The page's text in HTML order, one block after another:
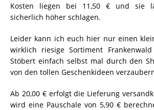
Kosten liegen bei 11,50 € und sie
sicherlich höher schlagen.
Leider kann ich euch hier nur einen
wirklich riesige Sortiment
Stöbert einfach selbst mal durch den
von den tollen Geschenkideen
Ab 20,00 € erfolgt die Lieferung
wird eine Pauschale von 5,90 €